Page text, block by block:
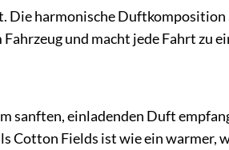
Die harmonische
und macht jede Fahrt zu
sanften, einladenden Duft
Cotton Fields ist wie ein warmer,